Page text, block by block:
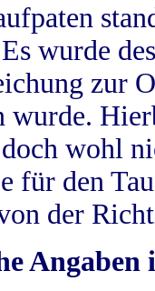
wurde
zur
wurde.
wohl
für den
der